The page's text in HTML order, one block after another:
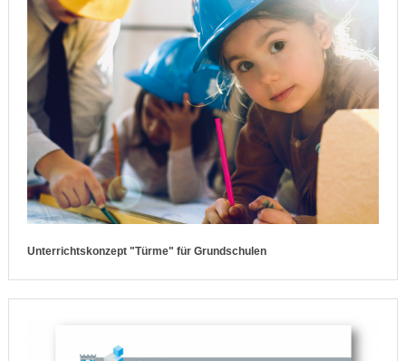
Unterrichtskonzept "Türme" für Grundschulen